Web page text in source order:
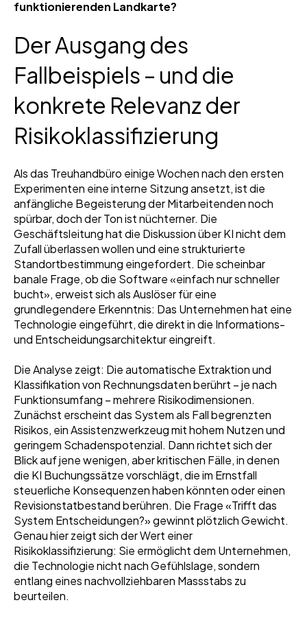
funktionierenden Landkarte?
Der Ausgang des
Fallbeispiels – und die
konkrete Relevanz der
Risikoklassifizierung
Als das Treuhandbüro einige Wochen nach den ersten
Experimenten eine interne Sitzung ansetzt, ist die
anfängliche Begeisterung der Mitarbeitenden noch
spürbar, doch der Ton ist nüchterner. Die
Geschäftsleitung hat die Diskussion über KI nicht dem
Zufall überlassen wollen und eine strukturierte
Standortbestimmung eingefordert. Die scheinbar
banale Frage, ob die Software «einfach nur schneller
bucht», erweist sich als Auslöser für eine
grundlegendere Erkenntnis: Das Unternehmen hat eine
Technologie eingeführt, die direkt in die Informations-
und Entscheidungsarchitektur eingreift.
Die Analyse zeigt: Die automatische Extraktion und
Klassifikation von Rechnungsdaten berührt – je nach
Funktionsumfang – mehrere Risikodimensionen.
Zunächst erscheint das System als Fall begrenzten
Risikos, ein Assistenzwerkzeug mit hohem Nutzen und
geringem Schadenspotenzial. Dann richtet sich der
Blick auf jene wenigen, aber kritischen Fälle, in denen
die KI Buchungssätze vorschlägt, die im Ernstfall
steuerliche Konsequenzen haben könnten oder einen
Revisionstatbestand berühren. Die Frage «Trifft das
System Entscheidungen?» gewinnt plötzlich Gewicht.
Genau hier zeigt sich der Wert einer
Risikoklassifizierung: Sie ermöglicht dem Unternehmen,
die Technologie nicht nach Gefühlslage, sondern
entlang eines nachvollziehbaren Massstabs zu
beurteilen.